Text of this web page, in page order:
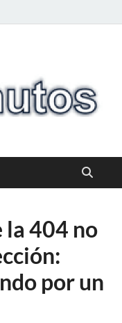
la 404 no
por un